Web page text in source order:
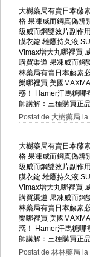
大樹藥局有賣日本藤
格 果凍威而鋼真偽辨
級威而鋼雙效片副作用
膜衣錠 雄鷹持久液
Vimax增大丸哪裡買
購買渠道 果凍威而鋼
林藥局有賣日本藤素
樂哪裡買 美國
惑！
Hamer汗馬糖哪
師講解：三種購買正
Postat de 大樹藥局
大樹藥局有賣日本藤
格 果凍威而鋼真偽辨
級威而鋼雙效片副作用
膜衣錠 雄鷹持久液
Vimax增大丸哪裡買
購買渠道 果凍威而鋼
林藥局有賣日本藤素
樂哪裡買 美國
惑！
Hamer汗馬糖哪
師講解：三種購買正
Postat de 林林藥局